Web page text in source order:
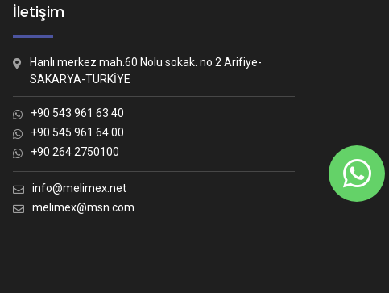
İletişim
Hanlı merkez mah.60 Nolu sokak. no 2 Arifiye-
SAKARYA-TÜRKİYE
+90 543 961 63 40
+90 545 961 64 00
+90 264 2750100
info@melimex.net
melimex@msn.com